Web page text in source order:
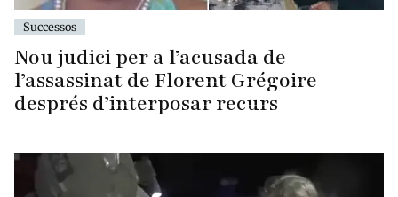
Successos
Nou judici per a l’acusada de
l’assassinat de Florent Grégoire
després d’interposar recurs